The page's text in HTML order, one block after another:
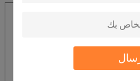
لا نستطيع ان نقدم لكم
المنتج الذي تريده.